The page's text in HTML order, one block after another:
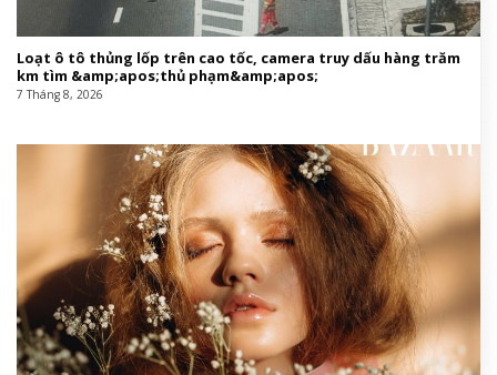
Loạt ô tô thủng lốp trên cao tốc, camera truy dấu hàng trăm
km tìm &amp;apos;thủ phạm&amp;apos;
7 Tháng 8, 2026